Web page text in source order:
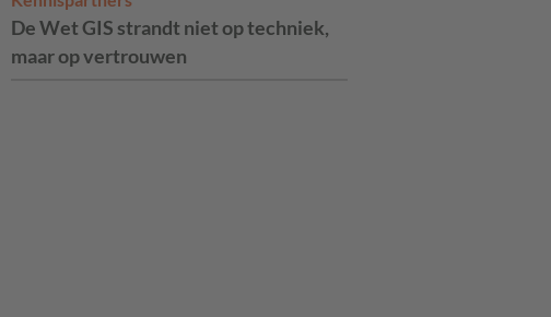
De Wet GIS strandt niet op techniek,
maar op vertrouwen